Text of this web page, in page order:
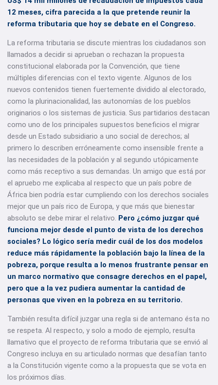
12 meses, cifra parecida a la que pretende reunir la
reforma tributaria que hoy se debate en el Congreso.
La reforma tributaria se discute mientras los ciudadanos son
llamados a decidir si aprueban o rechazan la propuesta
constitucional elaborada por la Convención, que tiene
múltiples diferencias con el texto vigente. Algunos de los
nuevos contenidos tienen fuertemente dividido al electorado,
como la plurinacionalidad, las autonomías de los pueblos
originarios o los sistemas de justicia. Sus partidarios destacan
como uno de los principales supuestos beneficios el migrar
desde un Estado subsidiario a uno social de derechos; al
primero lo describen erróneamente como insensible frente a
las necesidades de la población y al segundo utópicamente
como más receptivo a sus demandas. Un amigo que está por
el apruebo me explicaba al respecto que un país pobre de
África bien podría estar cumpliendo con los derechos sociales
mejor que un país rico de Europa, y que más que bienestar
absoluto se debe mirar el relativo. Pero ¿cómo juzgar qué
funciona mejor desde el punto de vista de los derechos
sociales? Lo lógico sería medir cuál de los dos modelos
reduce más rápidamente la población bajo la línea de la
pobreza, porque resulta a lo menos frustrante pensar en
un marco normativo que consagre derechos en el papel,
pero que a la vez pudiera aumentar la cantidad de
personas que viven en la pobreza en su territorio.
También resulta difícil juzgar una regla si de antemano ésta no
se respeta. Al respecto, y solo a modo de ejemplo, resulta
llamativo que el proyecto de reforma tributaria que se envió al
Congreso incluya en su articulado normas que desafían tanto
a la Constitución vigente como a la propuesta que se vota en
los próximos días.